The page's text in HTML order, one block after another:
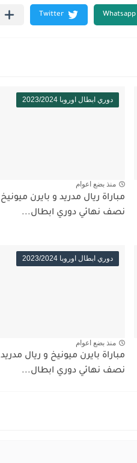
دوري ابطال اوروبا 2023/2024
منذ بضع اعوام
مباراة ريال مدريد و بايرن ميونيخ
نصف نهائي دوري ابطال...
دوري ابطال اوروبا 2023/2024
منذ بضع اعوام
مباراة بايرن ميونيخ و ريال مدريد
نصف نهائي دوري ابطال...